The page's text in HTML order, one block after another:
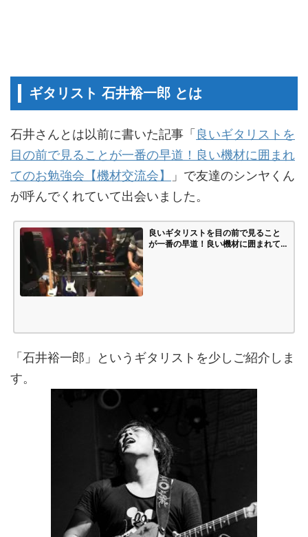
ギタリスト 石井裕一郎 とは
石井さんとは以前に書いた記事「 良いギタリストを
目の前で見ることが一番の早道！良い機材に囲まれ
てのお勉強会【機材交流会】
」で友達のシンヤくん
が呼んでくれていて出会いました。
良いギタリストを目の前で見ること
が一番の早道！良い機材に囲まれて
「石井裕一郎」というギタリストを少しご紹介しま
す。